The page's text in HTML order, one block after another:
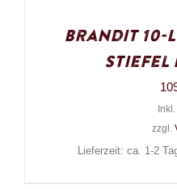
Brandit 10-
Stiefel
Inkl.
zzgl.
Lieferzeit: ca. 1-2